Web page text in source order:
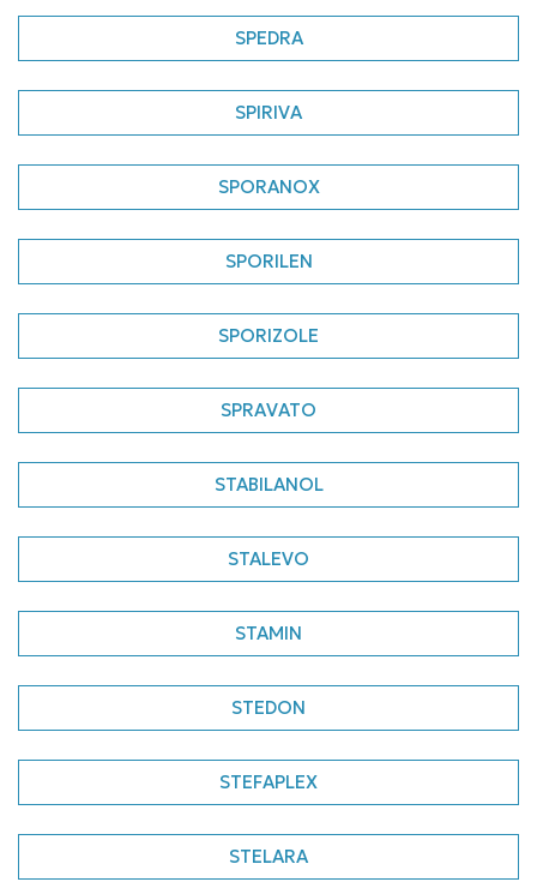
SPEDRA
SPIRIVA
SPORANOX
SPORILEN
SPORIZOLE
SPRAVATO
STABILANOL
STALEVO
STAMIN
STEDON
STEFAPLEX
STELARA